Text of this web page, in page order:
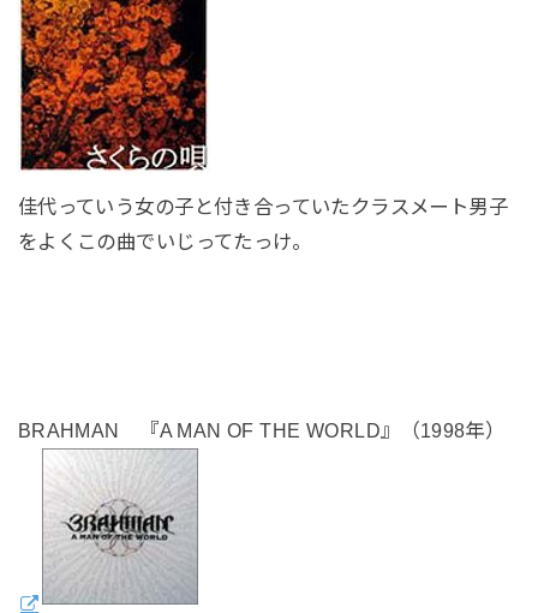
佳代っていう女の子と付き合っていたクラスメート男子
をよくこの曲でいじってたっけ。
BRAHMAN 『A MAN OF THE WORLD』（1998年）